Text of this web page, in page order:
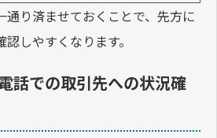
通り済ませておくことで、先方に
しやすくなります。
話での取引先への状況確